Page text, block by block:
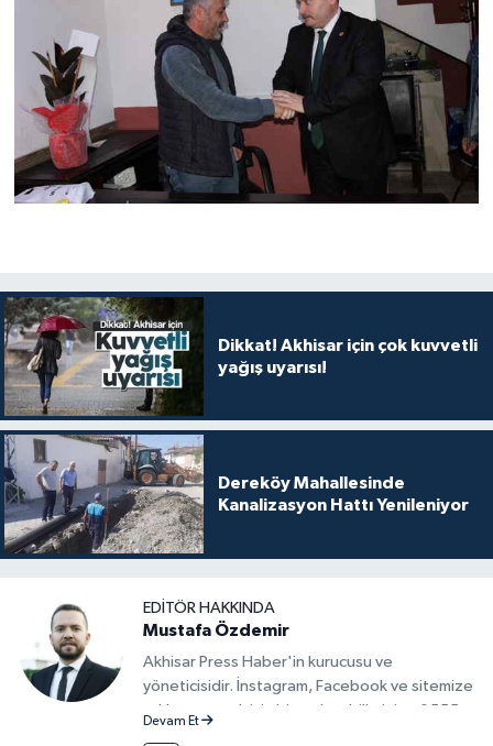
Dikkat! Akhisar için çok kuvvetli
yağış uyarısı!
Dereköy Mahallesinde
Kanalizasyon Hattı Yenileniyor
EDITÖR HAKKINDA
Mustafa Özdemir
Akhisar Press Haber'in kurucusu ve
yöneticisidir. İnstagram, Facebook ve sitemize
reklam vermek için bize ulaşabilirsiniz - 0555
Devam Et